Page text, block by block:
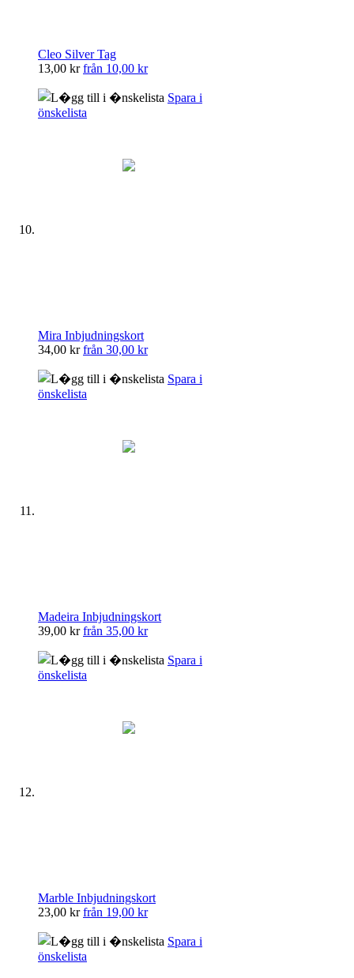
Cleo Silver Tag
13,00 kr från 10,00 kr
Spara i
önskelista
Mira Inbjudningskort
34,00 kr från 30,00 kr
Spara i
önskelista
Madeira Inbjudningskort
39,00 kr från 35,00 kr
Spara i
önskelista
Marble Inbjudningskort
23,00 kr från 19,00 kr
Spara i
önskelista